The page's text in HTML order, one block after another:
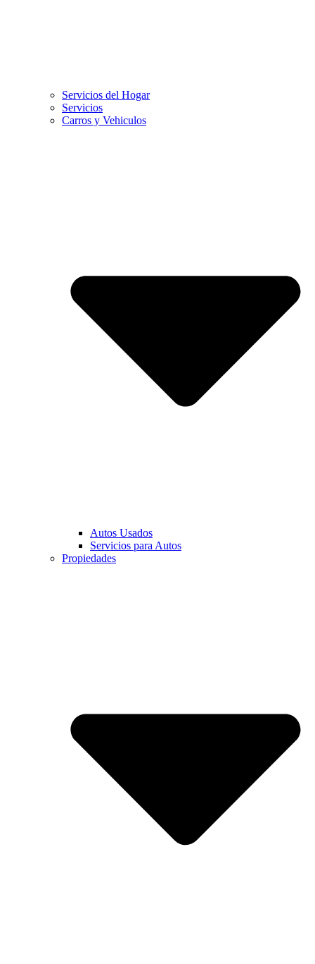
Servicios del Hogar
Servicios
Carros y Vehiculos
Autos Usados
Servicios para Autos
Propiedades